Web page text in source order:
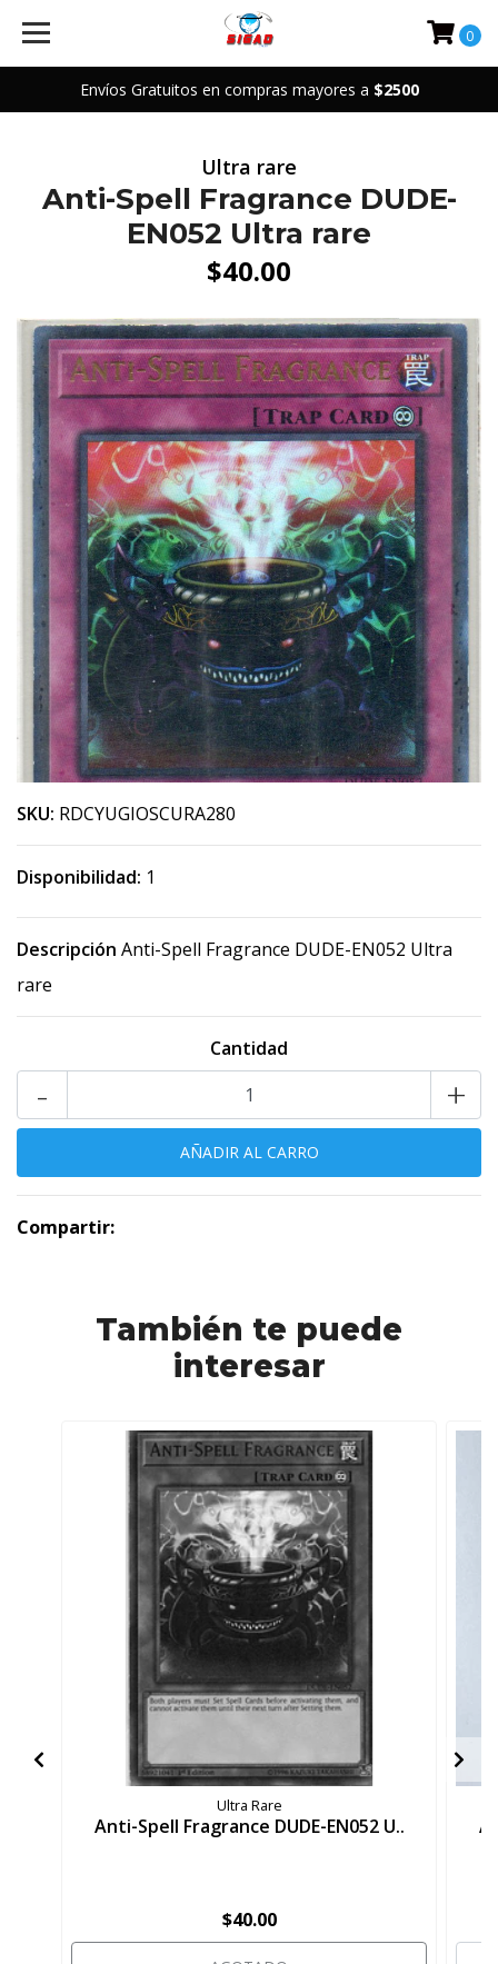
Envíos Gratuitos en compras mayores a $2500
0
Ultra rare
Anti-Spell Fragrance DUDE-
EN052 Ultra rare
$40.00
SKU: RDCYUGIOSCURA280
Disponibilidad: 1
Descripción Anti-Spell Fragrance DUDE-EN052 Ultra
rare
Cantidad
+
-
Compartir:
También te puede
interesar
Ultra Rare
Anti-Spell Fragrance DUDE-EN052 U..
$40.00